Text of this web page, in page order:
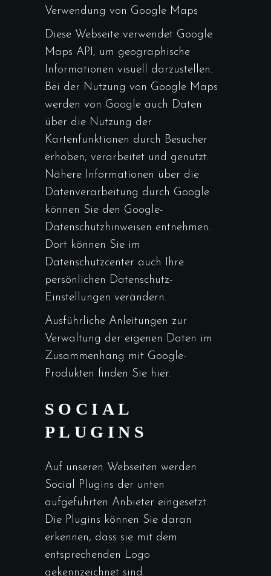
Verwendung von Google Maps
Diese Webseite verwendet Google
Maps API, um geographische
Informationen visuell darzustellen.
Bei der Nutzung von Google Maps
werden von Google auch Daten
über die Nutzung der
Kartenfunktionen durch Besucher
erhoben, verarbeitet und genutzt.
Nähere Informationen über die
Datenverarbeitung durch Google
können Sie den Google-
Datenschutzhinweisen entnehmen.
Dort können Sie im
Datenschutzcenter auch Ihre
persönlichen Datenschutz-
Einstellungen verändern.
Ausführliche Anleitungen zur
Verwaltung der eigenen Daten im
Zusammenhang mit Google-
Produkten finden Sie hier.
SOCIAL
PLUGINS
Auf unseren Webseiten werden
Social Plugins der unten
aufgeführten Anbieter eingesetzt.
Die Plugins können Sie daran
erkennen, dass sie mit dem
entsprechenden Logo
gekennzeichnet sind.